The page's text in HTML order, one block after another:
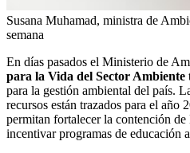
Susana Muhamad, ministra de
semana
En días pasados el Ministerio de
para la Vida del Sector Ambiente
para la gestión ambiental del país.
recursos están trazados para el año
permitan fortalecer la contención
incentivar programas de educación